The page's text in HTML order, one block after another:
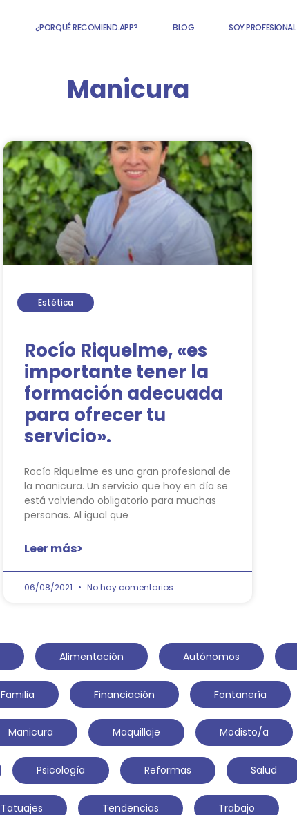
¿PORQUÉ RECOMIEND.APP? BLOG SOY PROFESIONAL
Manicura
Estética
Rocío Riquelme, «es
importante tener la
formación adecuada
para ofrecer tu
servicio».
Rocío Riquelme es una gran profesional de
la manicura. Un servicio que hoy en día se
está volviendo obligatorio para muchas
personas. Al igual que
Leer más>
06/08/2021 No hay comentarios
Alimentación Autónomos
Familia Financiación Fontanería
Manicura Maquillaje Modisto/a
Psicología Reformas Salud
Tatuajes Tendencias Trabajo